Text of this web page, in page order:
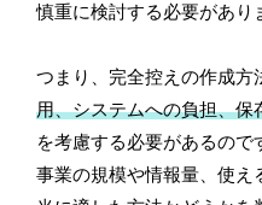
慎重に検討する必要があり
つまり、完全控えの作成方
用、システムへの負担、保
を考慮する必要があるので
事業の規模や情報量、使え